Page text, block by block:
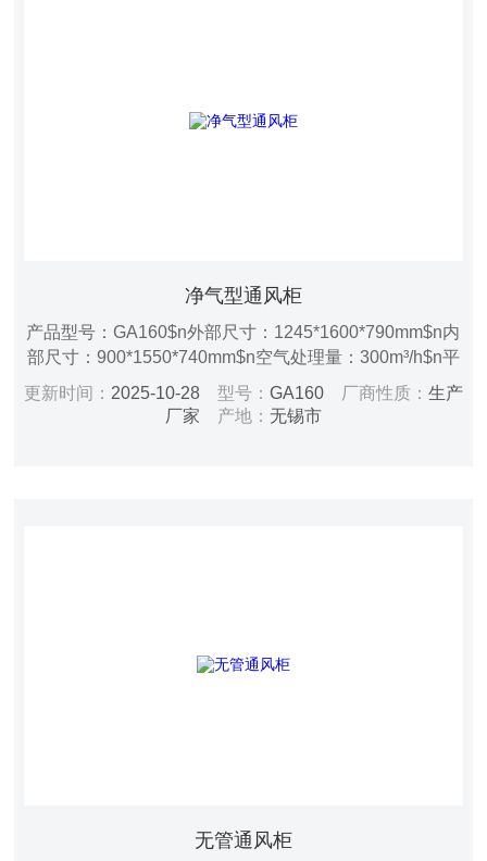
净气型通风柜
产品型号：GA160$n外部尺寸：1245*1600*790mm$n内
部尺寸：900*1550*740mm$n空气处理量：300m³/h$n平
均表面风速：0.4-0.6m/s$n电源：AC220V/50HZ$n功
率：200W$n音量：50 dBA$n操作孔类别：三角型（梯
更新时间： 2025-10-28型号： GA160厂商性质： 生产
厂家 产地： 无锡市
无管通风柜